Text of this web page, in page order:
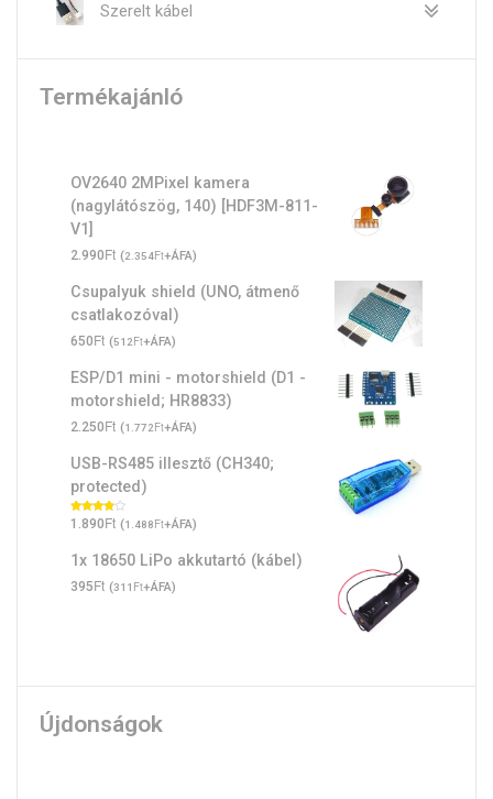
Szerelt kábel
Termékajánló
OV2640 2MPixel kamera
(nagylátószög, 140) [HDF3M-811-
V1]
2.990Ft (2.354Ft+ÁFA)
Csupalyuk shield (UNO, átmenő
csatlakozóval)
650Ft (512Ft+ÁFA)
ESP/D1 mini - motorshield (D1 -
motorshield; HR8833)
2.250Ft (1.772Ft+ÁFA)
USB-RS485 illesztő (CH340;
protected)
Értékelés:
3.67 / 5
1.890Ft (1.488Ft+ÁFA)
1x 18650 LiPo akkutartó (kábel)
395Ft (311 Ft+ÁFA)
Újdonságok